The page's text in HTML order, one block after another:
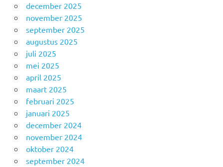
december 2025
november 2025
september 2025
augustus 2025
juli 2025
mei 2025
april 2025
maart 2025
februari 2025
januari 2025
december 2024
november 2024
oktober 2024
september 2024